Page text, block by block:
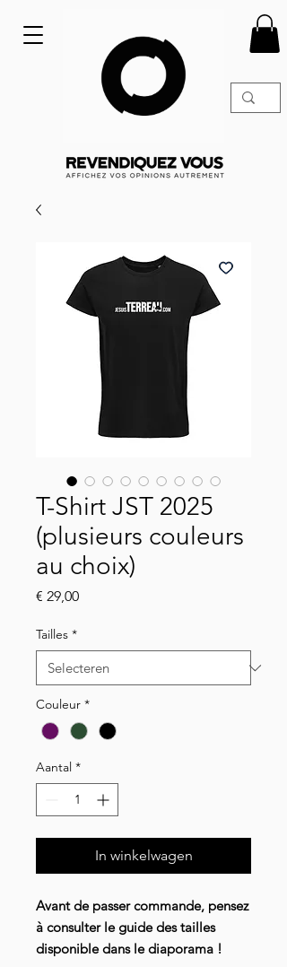
T-Shirt JST 2025
(plusieurs couleurs
au choix)
€ 29,00Prijs
Tailles *
Couleur *
Aantal *
In winkelwagen
Avant de passer commande, pensez
à consulter le guide des tailles
disponible dans le diaporama !